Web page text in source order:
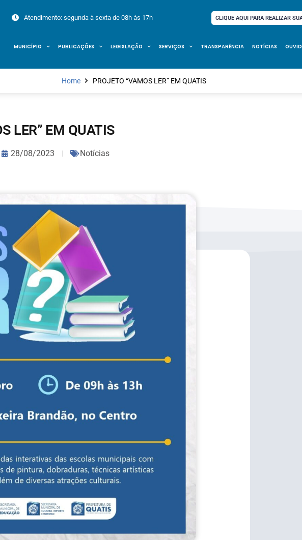
Atendimento: segunda à sexta de 08h às 17h CLIQUE AQUI PARA REALIZAR
MUNICÍPIO PUBLICAÇÕES LEGISLAÇÃO SERVIÇOS TRANSPARÊNCIA NOTÍCIAS
Home PROJETO “VAMOS LER” EM QUATIS
LER” EM QUATIS
28/08/2023 Notícias